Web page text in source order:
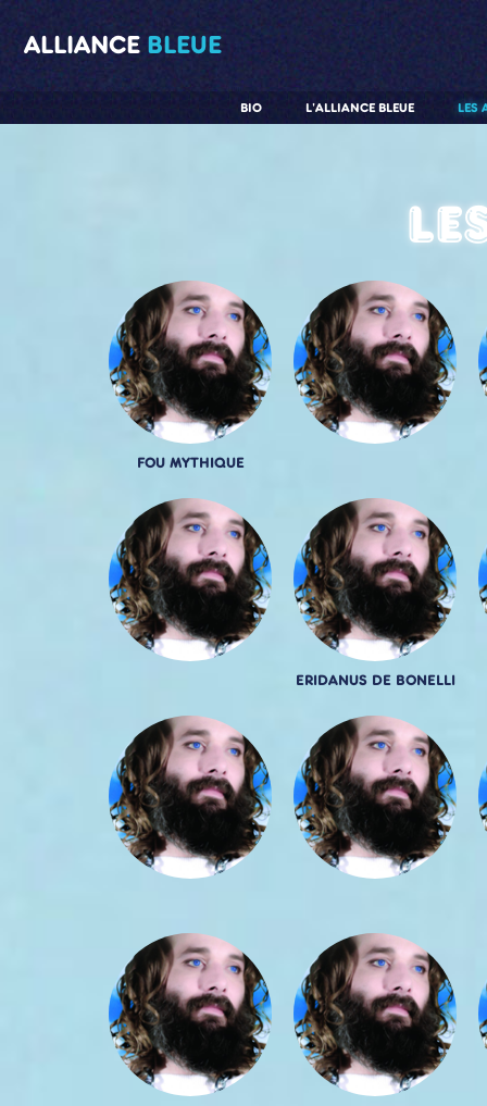
ALLIANCE BLEUE
LES
L'ALLIANCE BLEUE
BIO
FOU MYTHIQUE
ERIDANUS DE BONELLI